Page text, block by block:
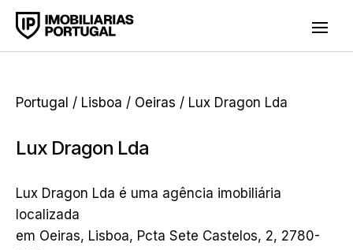
Portugal / Lisboa / Oeiras / Lux Dragon Lda
Lux Dragon Lda
Lux Dragon Lda é uma agência imobiliária
localizada
em Oeiras, Lisboa, Pcta Sete Castelos, 2, 2780-